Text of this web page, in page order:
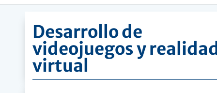
Desarrollo de
videojuegos y
virtual